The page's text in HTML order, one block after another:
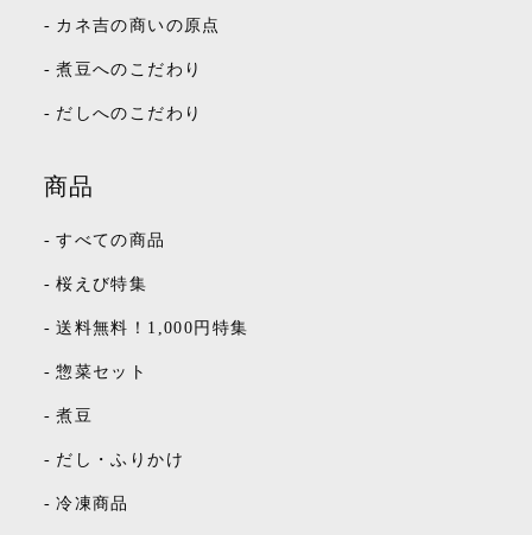
- カネ吉の商いの原点
- 煮豆へのこだわり
- だしへのこだわり
商品
- すべての商品
- 桜えび特集
- 送料無料！1,000円特集
- 惣菜セット
- 煮豆
- だし・ふりかけ
- 冷凍商品